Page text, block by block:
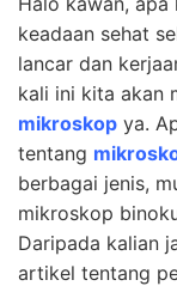
keadaan sehat
lancar dan
kali ini kita akan
mikroskop ya.
tentang
berbagai jenis,
mikroskop
Daripada kalian
artikel tentang